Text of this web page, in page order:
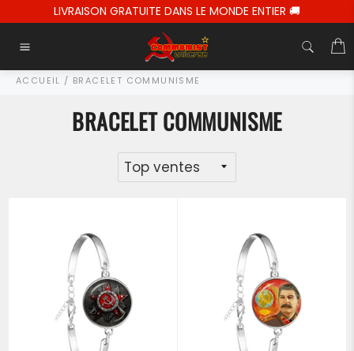
au
contenu
LIVRAISON GRATUITE DANS LE MONDE ENTIER 🚚
ACCUEIL / BRACELET COMMUNISME
BRACELET COMMUNISME